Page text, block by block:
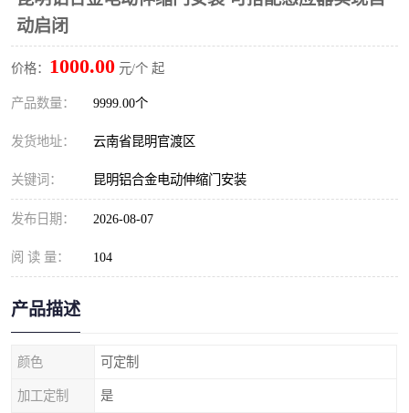
动启闭
价格： 1000.00 元/个 起
产品数量： 9999.00个
发货地址： 云南省昆明官渡区
关键词： 昆明铝合金电动伸缩门安装
发布日期： 2026-08-07
阅 读 量： 104
产品描述
颜色 可定制
加工定制 是